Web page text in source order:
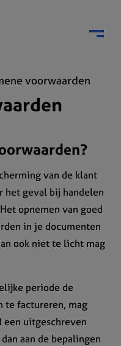
Menu
voorwaarden
van de klant
het geval bij handelen
opnemen van goed
in je documenten
ook niet te licht mag
periode de
te factureren, mag
een uitgeschreven
aan de bepalingen